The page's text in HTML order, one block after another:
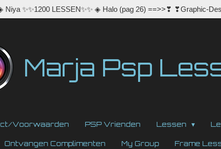
✨✨1200 LESSEN✨✨ ◈ Halo (pag 26) ==>>❣ ❣Graphic-
Marja Psp
Voorwaarden PSP Vrienden Lessen
Ontvangen Complimenten My Group Frame